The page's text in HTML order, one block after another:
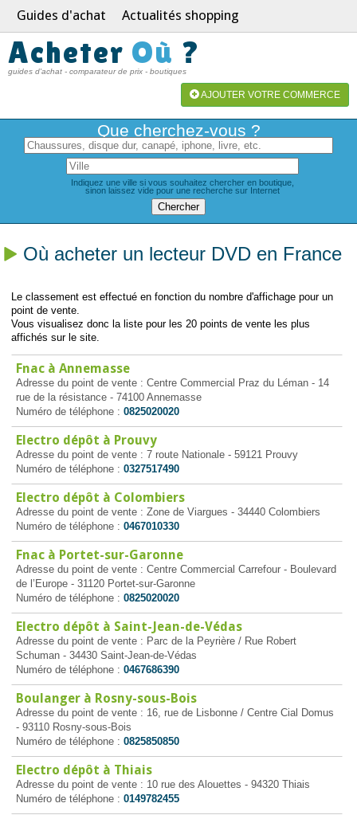
Guides d'achat Actualités shopping
Acheter Où ?
guides d'achat - comparateur de prix - boutiques
AJOUTER VOTRE COMMERCE
Que cherchez-vous ?
Indiquez une ville si vous souhaitez chercher en boutique,
sinon laissez vide pour une recherche sur Internet
Où acheter un lecteur DVD en France
Le classement est effectué en fonction du nombre d'affichage pour un
point de vente.
Vous visualisez donc la liste pour les 20 points de vente les plus
affichés sur le site.
Fnac à Annemasse
Adresse du point de vente : Centre Commercial Praz du Léman - 14
rue de la résistance - 74100 Annemasse
Numéro de téléphone : 0825020020
Electro dépôt à Prouvy
Adresse du point de vente : 7 route Nationale - 59121 Prouvy
Numéro de téléphone : 0327517490
Electro dépôt à Colombiers
Adresse du point de vente : Zone de Viargues - 34440 Colombiers
Numéro de téléphone : 0467010330
Fnac à Portet-sur-Garonne
Adresse du point de vente : Centre Commercial Carrefour - Boulevard
de l’Europe - 31120 Portet-sur-Garonne
Numéro de téléphone : 0825020020
Electro dépôt à Saint-Jean-de-Védas
Adresse du point de vente : Parc de la Peyrière / Rue Robert
Schuman - 34430 Saint-Jean-de-Védas
Numéro de téléphone : 0467686390
Boulanger à Rosny-sous-Bois
Adresse du point de vente : 16, rue de Lisbonne / Centre Cial Domus
- 93110 Rosny-sous-Bois
Numéro de téléphone : 0825850850
Electro dépôt à Thiais
Adresse du point de vente : 10 rue des Alouettes - 94320 Thiais
Numéro de téléphone : 0149782455